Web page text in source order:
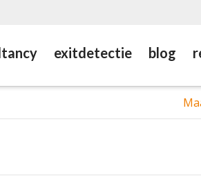
exitdetectie blog